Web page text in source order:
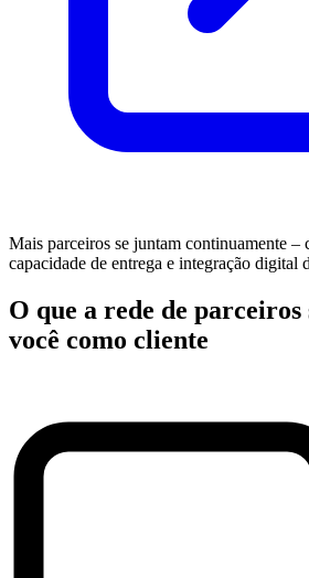
Mais parceiros se juntam continuamente –
capacidade de entrega e integração digital
O que a rede de
você como cliente